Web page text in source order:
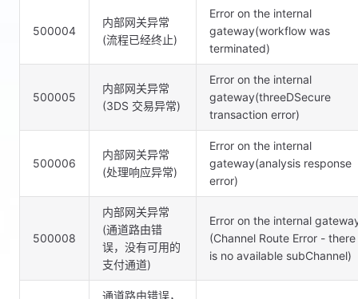
500004
内部网关异常
(流程已经终止)
Error on the internal
gateway(workflow was
terminated)
500005
内部网关异常
(3DS 交易异常)
Error on the internal
gateway(threeDSecure
transaction error)
500006
内部网关异常
(处理响应异常)
Error on the internal
gateway(analysis response
error)
500008
内部网关异常
(通道路由错
误，没有可用的
支付通道)
Error on the internal
(Channel Route Error - there
is no available subChannel)
通道路由错误，